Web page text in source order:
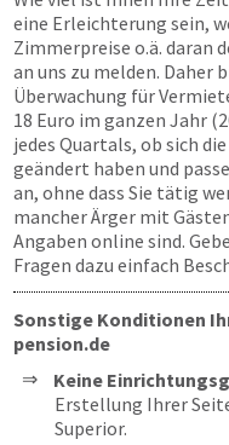
eine Erleichterung sein,
Zimmerpreise o.ä. daran
an uns zu melden. Daher
Überwachung für
18 Euro im ganzen Jahr
jedes Quartals, ob sich
geändert haben und
an, ohne dass Sie tätig
mancher Ärger mit
Angaben online sind.
Fragen dazu einfach
Sonstige Konditionen
pension.de
Keine
Erstellung Ihrer
Superior.